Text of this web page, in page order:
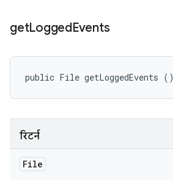
getLoggedEvents
public File getLoggedEvents ()
रिटर्न
File